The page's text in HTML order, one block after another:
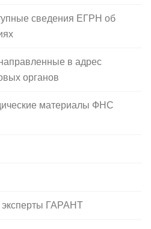
сведения ЕГРН об
в адрес
органов
материалы ФНС
ГАРАНТ